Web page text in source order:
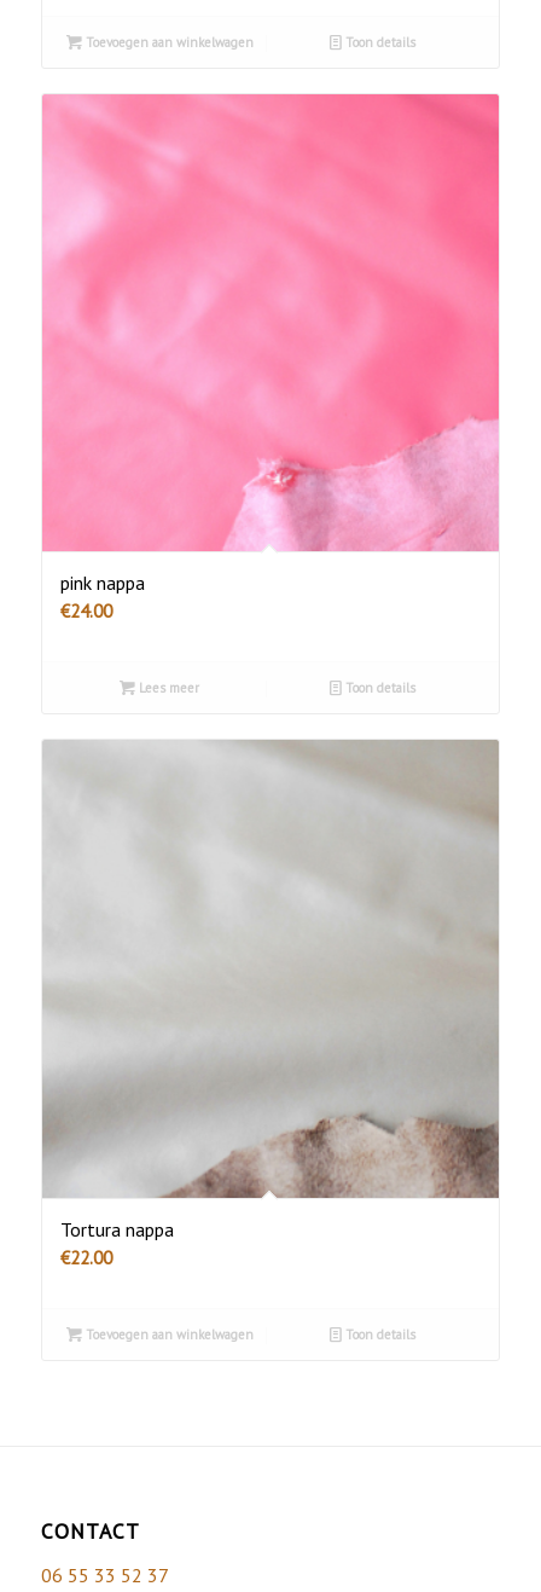
Toevoegen aan winkelwagen Toon details
pink nappa
€24.00
Lees meer Toon details
Tortura nappa
€22.00
Toevoegen aan winkelwagen Toon details
CONTACT
06 55 33 52 37